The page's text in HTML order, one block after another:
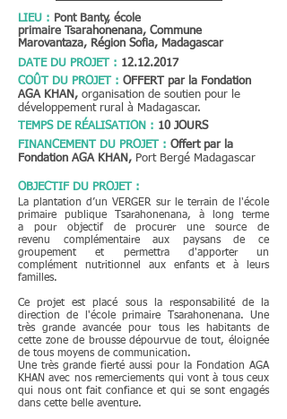
LIEU : Pont Banty, école
primaire Tsarahonenana, Commune
Marovantaza, Région Sofia, Madagascar
DATE DU PROJET : 12.12.2017
COÛT DU PROJET : OFFERT par la Fondation
AGA KHAN, organisation de soutien pour le
développement rural à Madagascar.
TEMPS DE RÉALISATION : 10 JOURS
FINANCEMENT DU PROJET : Offert par la
Fondation AGA KHAN, Port Bergé Madagascar
OBJECTIF DU PROJET :
La plantation d’un VERGER sur le terrain de l'école
primaire publique Tsarahonenana, à long terme
a pour objectif de procurer une source de
revenu complémentaire aux paysans de ce
groupement et permettra d'apporter un
complément nutritionnel aux enfants et à leurs
familles.
Ce projet est placé sous la responsabilité de la
direction de l'école primaire Tsarahonenana. Une
très grande avancée pour tous les habitants de
cette zone de brousse dépourvue de tout, éloignée
de tous moyens de communication.
Une très grande fierté aussi pour la Fondation AGA
KHAN avec nos remerciements qui vont à tous ceux
qui nous ont fait confiance et qui se sont engagés
dans cette belle aventure.